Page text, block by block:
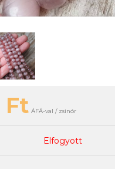
Ft ÁFÁ-val / zsinór
Elfogyott